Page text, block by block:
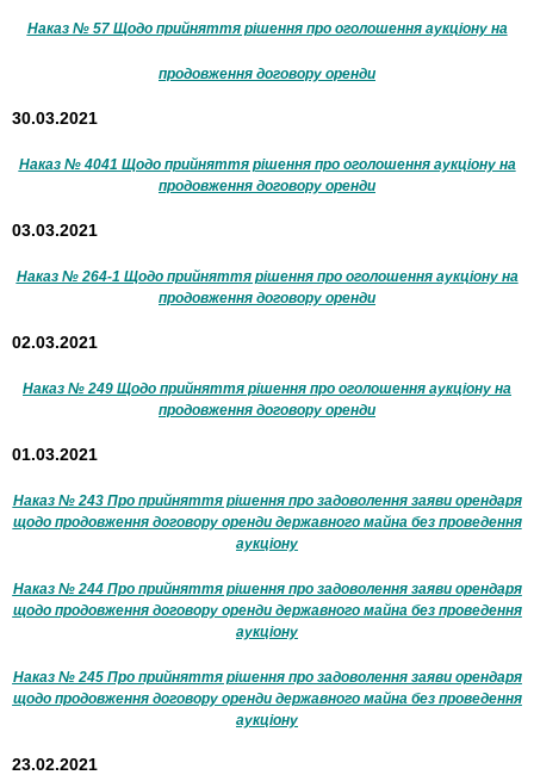
Наказ № 57 Щодо прийняття рішення про оголошення аукціону на
продовження договору оренди
30.03.2021
Наказ № 4041 Щодо прийняття рішення про оголошення аукціону на
продовження договору оренди
03.03.2021
Наказ № 264-1 Щодо прийняття рішення про оголошення аукціону на
продовження договору оренди
02.03.2021
Наказ № 249 Щодо прийняття рішення про оголошення аукціону на
продовження договору оренди
01.03.2021
Наказ № 243 Про прийняття рішення про задоволення заяви орендаря
щодо продовження договору оренди державного майна без проведення
аукціону
Наказ № 244 Про прийняття рішення про задоволення заяви орендаря
щодо продовження договору оренди державного майна без проведення
аукціону
Наказ № 245 Про прийняття рішення про задоволення заяви орендаря
щодо продовження договору оренди державного майна без проведення
аукціону
23.02.2021